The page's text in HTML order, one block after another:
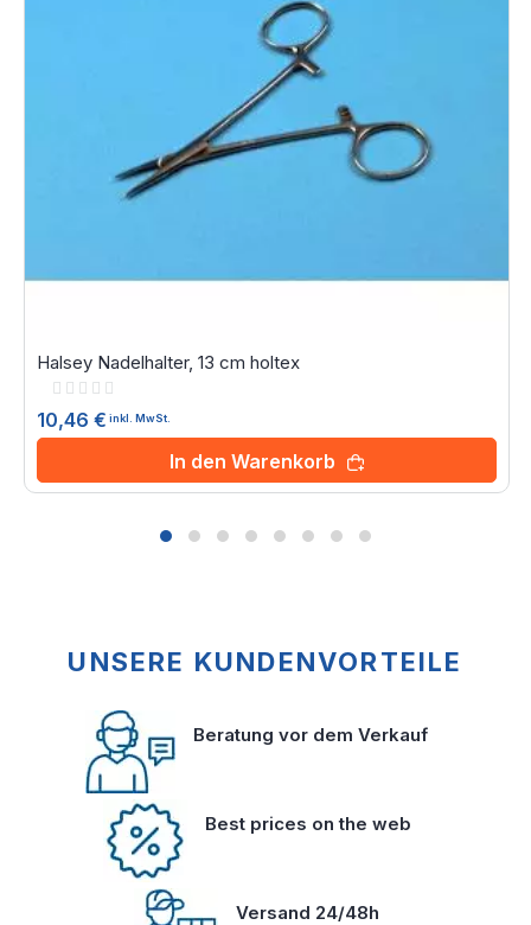
Halsey Nadelhalter, 13 cm holtex
Rating:
10,46 € inkl. MwSt.
In den Warenkorb
UNSERE KUNDENVORTEILE
Beratung vor dem Verkauf
Best prices on the web
Versand 24/48h